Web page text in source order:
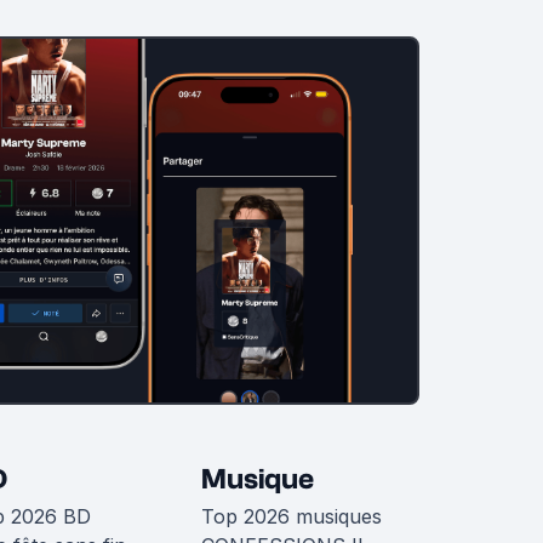
2026 BD
Musique
Top 2026 musiques